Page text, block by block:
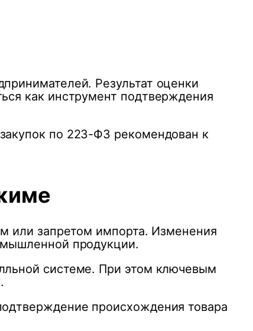
Результат оценки
как инструмент подтверждения
по 223-ФЗ рекомендован к
или запретом импорта. Изменения
продукции.
системе. При этом ключевым
происхождения товара